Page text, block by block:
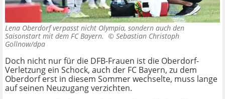
Lena Oberdorf verpasst nicht Olympia, sondern auch den
Saisonstart mit dem FC Bayern. © Sebastian Christoph
Gollnow/dpa
Doch nicht nur für die DFB-Frauen ist die Oberdorf-
Verletzung ein Schock, auch der FC Bayern, zu dem
Oberdorf erst in diesem Sommer wechselte, muss lange
auf seinen Neuzugang verzichten.